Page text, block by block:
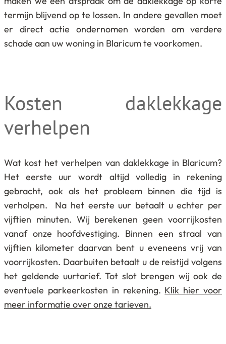
termijn blijvend op te lossen. In andere gevallen moet
er direct actie ondernomen worden om verdere
schade aan uw woning in Blaricum te voorkomen.
Kosten daklekkage
verhelpen
Wat kost het verhelpen van daklekkage in Blaricum?
Het eerste uur wordt altijd volledig in rekening
gebracht, ook als het probleem binnen die tijd is
verholpen. Na het eerste uur betaalt u echter per
vijftien minuten. Wij berekenen geen voorrijkosten
vanaf onze hoofdvestiging. Binnen een straal van
vijftien kilometer daarvan bent u eveneens vrij van
voorrijkosten. Daarbuiten betaalt u de reistijd volgens
het geldende uurtarief. Tot slot brengen wij ook de
eventuele parkeerkosten in rekening. Klik hier voor
meer informatie over onze tarieven.